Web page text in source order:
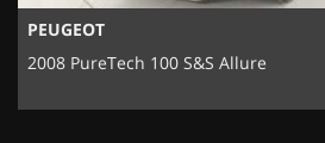
PEUGEOT
2008 PureTech 100 S&S Allure